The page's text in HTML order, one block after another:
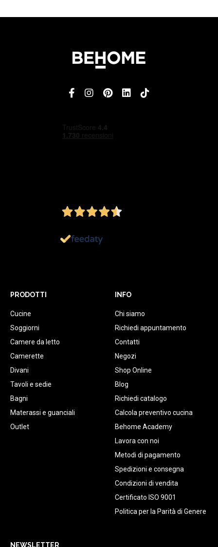
PRODOTTI
Cucine
Soggiorni
Camere da letto
Camerette
Divani
Tavoli e sedie
Bagni
Materassi e guanciali
Outlet
INFO
Chi siamo
Richiedi appuntamento
Contatti
Negozi
Shop Online
Blog
Richiedi catalogo
Calcola preventivo cucina
Behome Academy
Lavora con noi
Metodi di pagamento
Spedizioni e consegna
Condizioni di vendita
Certificato ISO 9001
Politica per la Parità di Genere
NEWSLETTER